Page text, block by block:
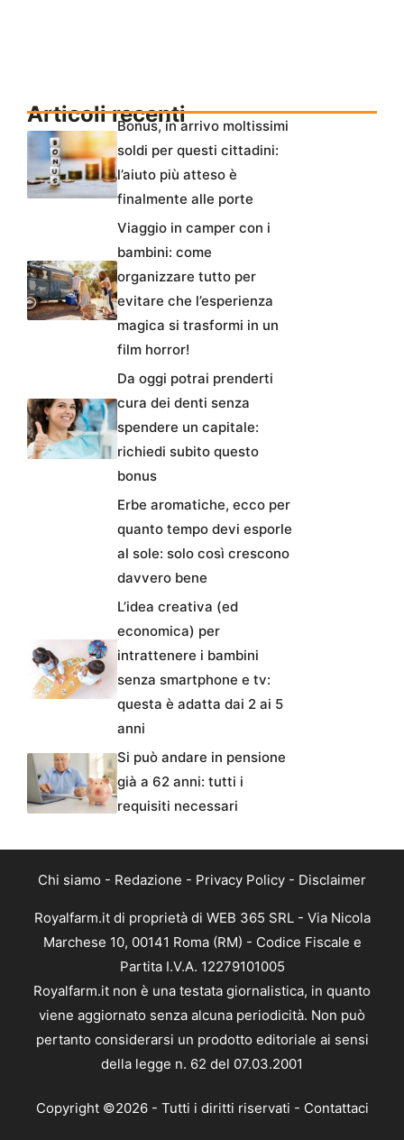
Articoli recentiBonus, in arrivo moltissimi
soldi per questi cittadini:
l’aiuto più atteso è
finalmente alle porte
Viaggio in camper con i
bambini: come
organizzare tutto per
evitare che l’esperienza
magica si trasformi in un
film horror!
Da oggi potrai prenderti
cura dei denti senza
spendere un capitale:
richiedi subito questo
bonus
Erbe aromatiche, ecco per
quanto tempo devi esporle
al sole: solo così crescono
davvero bene
L’idea creativa (ed
economica) per
intrattenere i bambini
senza smartphone e tv:
questa è adatta dai 2 ai 5
anni
Si può andare in pensione
già a 62 anni: tutti i
requisiti necessari
Chi siamo - Redazione - Privacy Policy - Disclaimer
Royalfarm.it di proprietà di WEB 365 SRL - Via Nicola
Marchese 10, 00141 Roma (RM) - Codice Fiscale e
Partita I.V.A. 12279101005
Royalfarm.it non è una testata giornalistica, in quanto
viene aggiornato senza alcuna periodicità. Non può
pertanto considerarsi un prodotto editoriale ai sensi
della legge n. 62 del 07.03.2001
Copyright ©2026 - Tutti i diritti riservati - Contattaci